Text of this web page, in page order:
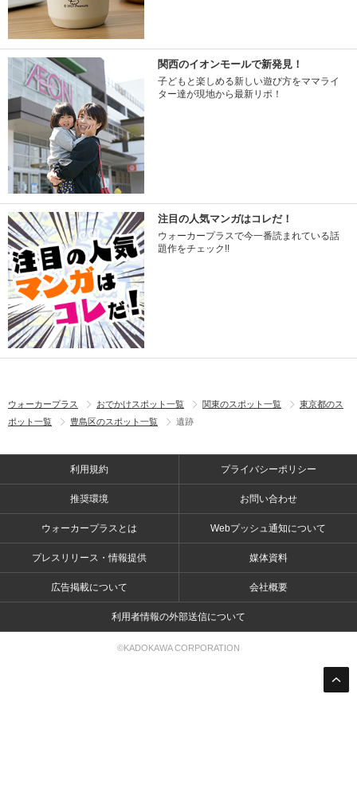
関西のイオンモールで新発見！
子どもと楽しめる新しい遊び方をママライ
ター達が現地から最新リポ！
注目の人気マンガはコレだ！
ウォーカープラスで今一番読まれている話
題作をチェック!!
ウォーカープラス おでかけスポット一覧 関東のスポット一覧
東京都のス
ポット一覧
豊島区のスポット一覧 遺跡
利用規約 プライバシーポリシー
推奨環境 お問い合わせ
ウォーカープラスとは Webプッシュ通知について
プレスリリース・情報提供 媒体資料
広告掲載について 会社概要
利用者情報の外部送信について
©KADOKAWA CORPORATION